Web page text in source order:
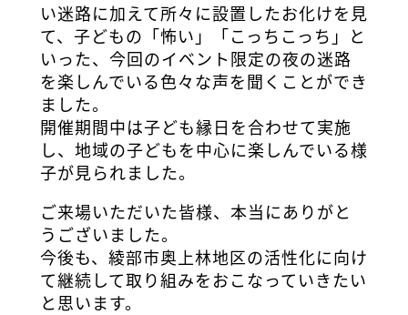
い迷路に加えて所々に設置したお化けを見
て、子どもの「怖い」「こっちこっち」と
いった、今回のイベント限定の夜の迷路
を楽しんでいる色々な声を聞くことができ
ました。
開催期間中は子ども縁日を合わせて実施
し、地域の子どもを中心に楽しんでいる様
子が見られました。
ご来場いただいた皆様、本当にありがと
うございました。
今後も、綾部市奥上林地区の活性化に向け
て継続して取り組みをおこなっていきたい
と思います。